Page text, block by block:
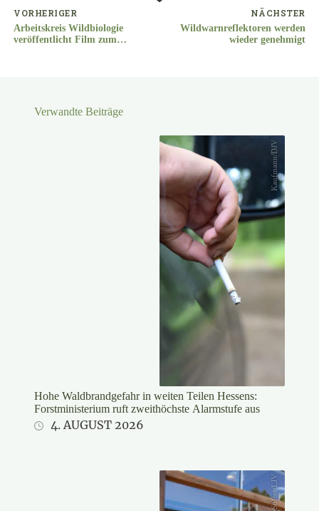
VORHERIGER
Arbeitskreis Wildbiologie
veröffentlicht Film zum
NÄCHSTER
Wildwarnreflektoren werden
wieder genehmigt
Verwandte Beiträge
Kaufmann/DJV
Hohe Waldbrandgefahr in weiten Teilen Hessens:
Forstministerium ruft zweithöchste Alarmstufe aus
4. AUGUST 2026
Stifter/LJV